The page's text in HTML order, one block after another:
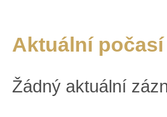
Aktuální počasí
Žádný aktuální